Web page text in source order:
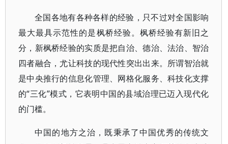
全国各地有各种各样的经验，只不过对全国影响
最大最具示范性的是枫桥经验。枫桥经验有新旧之
分，新枫桥经验的实质是把自治、德治、法治、智治
四者融合，尤让科技的现代性突出出来。所谓智治就
是中央推行的信息化管理、网格化服务、科技化支撑
的“三化”模式，它表明中国的县域治理已迈入现代化
的门槛。
中国的地方之治，既秉承了中国优秀的传统文